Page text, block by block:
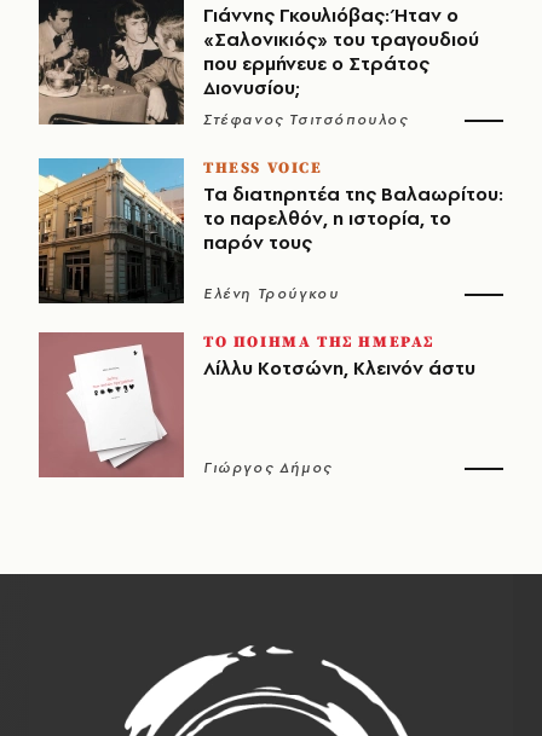
Γιάννης Γκουλιόβας: Ήταν ο
«Σαλονικιός» του τραγουδιού
που ερμήνευε ο Στράτος
Διονυσίου;
Στέφανος Τσιτσόπουλος
THESS VOICE
Τα διατηρητέα της Βαλαωρίτου:
το παρελθόν, η ιστορία, το
παρόν τους
Ελένη Τρούγκου
ΤΟ ΠΟΙΗΜΑ ΤΗΣ ΗΜΕΡΑΣ
Λίλλυ Κοτσώνη, Κλεινόν άστυ
Γιώργος Δήμος